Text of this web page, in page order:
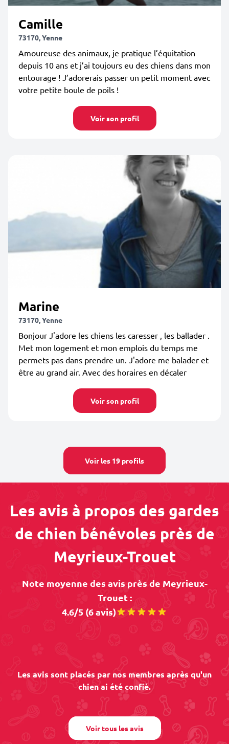
Camille
73170, Yenne
Amoureuse des animaux, je pratique l’équitation
depuis 10 ans et j’ai toujours eu des chiens dans mon
entourage ! J’adorerais passer un petit moment avec
votre petite boule de poils !
Voir son profil
Marine
73170, Yenne
Bonjour J'adore les chiens les caresser , les ballader .
Met mon logement et mon emplois du temps me
permets pas dans prendre un. J'adore me balader et
être au grand air. Avec des horaires en décaler
Voir son profil
Voir les 19 profils
Les avis à propos des gardes
de chien bénévoles près de
Meyrieux-Trouet
Note moyenne des avis près de Meyrieux-
Trouet :
4.6/5 (6 avis)
Les avis sont placés par nos membres après qu'un
chien ai été confié.
Voir tous les avis